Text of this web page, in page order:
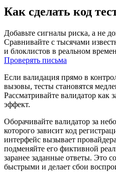
Как сделать код
Добавьте сигналы риска, а не
Сравнивайте с тысячами
и блоклистов в реальном
Проверять письма
Если валидация прямо в
вызовы, тесты становятся
Рассматривайте валидатор как
эффект.
Оборачивайте валидатор за
которого зависит код
интерфейс вызывает
подменяйте его фиктивной
заранее заданные ответы. Это
быстрыми и делает сбои